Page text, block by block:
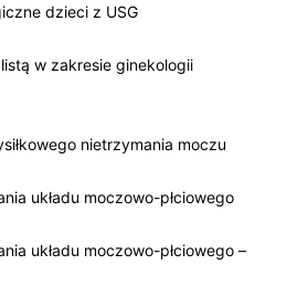
dzieci z USG
w zakresie ginekologii
nietrzymania moczu
układu moczowo-płciowego
układu moczowo-płciowego –